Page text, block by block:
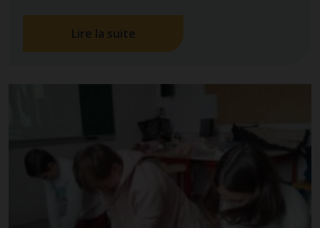
Lire la suite